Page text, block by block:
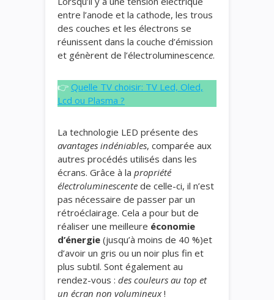
entre l’anode et la cathode, les trous
des couches et les électrons se
réunissent dans la couche d’émission
et génèrent de l’électroluminescence.
👉 Quelle TV choisir: TV Led, Oled,
Lcd ou Plasma ?
La technologie LED présente des
avantages indéniables, comparée aux
autres procédés utilisés dans les
écrans. Grâce à la propriété
électroluminescente de celle-ci, il n’est
pas nécessaire de passer par un
rétroéclairage. Cela a pour but de
réaliser une meilleure économie
d’énergie (jusqu’à moins de 40 %)et
d’avoir un gris ou un noir plus fin et
plus subtil. Sont également au
rendez-vous : des couleurs au top et
un écran non volumineux!